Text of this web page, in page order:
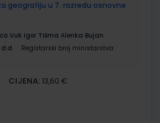
geografiju u 7. razredu osnovne
Vuk Igor Tišma Alenka Bujan
d.d.
Registarski broj ministarstva:
CIJENA: 13,60 €